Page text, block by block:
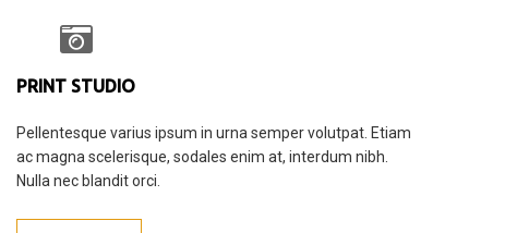
PRINT STUDIO
Pellentesque varius ipsum in urna semper volutpat. Etiam
ac magna scelerisque, sodales enim at, interdum nibh.
Nulla nec blandit orci.